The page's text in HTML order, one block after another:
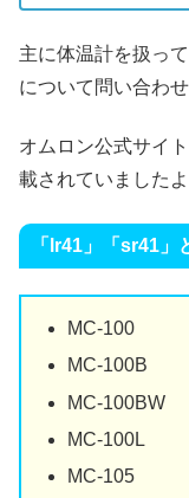
主に体温計を扱っ
について問い合わ
オムロン公式サイ
載されていましたよ
「lr41」「sr41」
MC-100
MC-100B
MC-100BW
MC-100L
MC-105